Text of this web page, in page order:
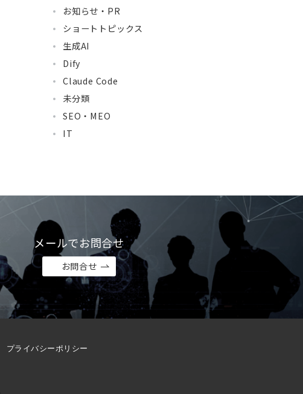
お知らせ・PR
ショートトピックス
生成AI
Dify
Claude Code
未分類
SEO・MEO
IT
メールでお問合せ
お問合せ
プライバシーポリシー